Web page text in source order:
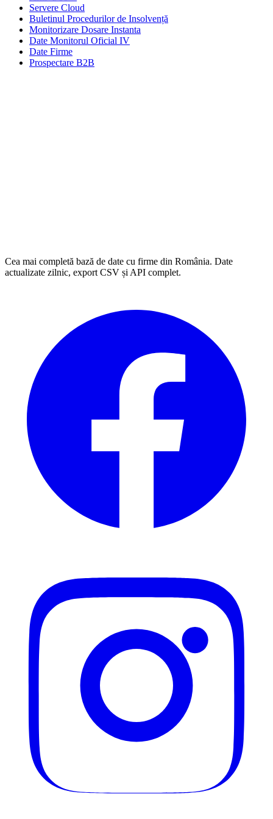
Servere Cloud
Buletinul Procedurilor de Insolvență
Monitorizare Dosare Instanta
Date Monitorul Oficial IV
Date Firme
Prospectare B2B
Cea mai completă bază de date cu firme din România. Date
actualizate zilnic, export CSV și API complet.